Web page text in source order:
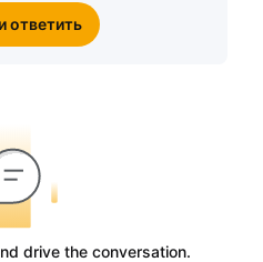
ответить
drive the conversation.